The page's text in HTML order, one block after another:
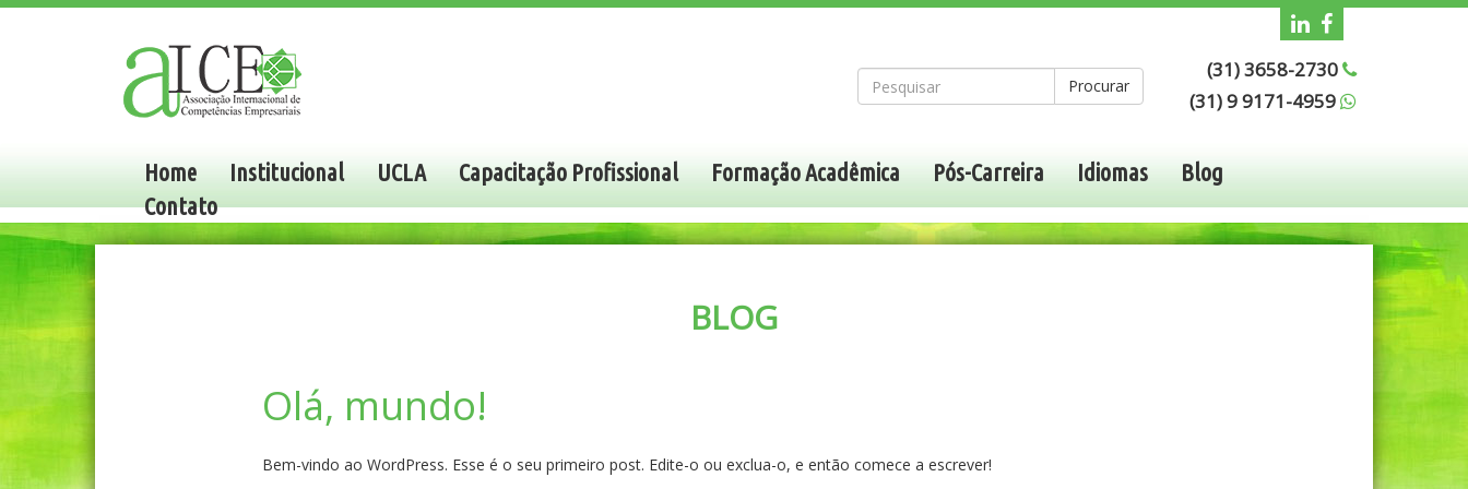
Procurar
(31) 3658-2730
(31) 9 9171-4959
Home Institucional UCLA Capacitação Profissional Formação Acadêmica Pós-Carreira Idiomas
Blog
Contato
BLOG
Olá, mundo!
Bem-vindo ao WordPress. Esse é o seu primeiro post. Edite-o ou exclua-o, e então comece a escrever!